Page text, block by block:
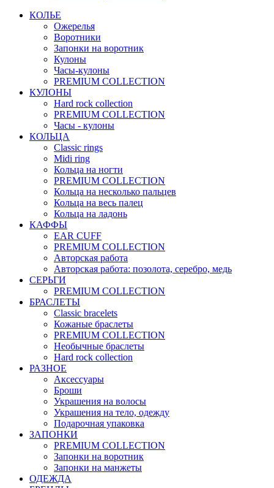
КОЛЬЕ
Ожерелья
Воротники
Запонки на воротник
Кулоны
Часы-кулоны
PREMIUM COLLECTION
КУЛОНЫ
Hard rock collection
PREMIUM COLLECTION
Часы - кулоны
КОЛЬЦА
Classic rings
Midi ring
Кольца на ногти
PREMIUM COLLECTION
Кольца на несколько пальцев
Кольца на весь палец
Кольца на ладонь
КАФФЫ
EAR CUFF
PREMIUM COLLECTION
Авторская работа
Авторская работа: позолота, серебро, медь
СЕРЬГИ
PREMIUM COLLECTION
БРАСЛЕТЫ
Classic bracelets
Кожаные браслеты
PREMIUM COLLECTION
Необычные браслеты
Hard rock collection
РАЗНОЕ
Аксессуары
Броши
Украшения на волосы
Украшения на тело, одежду
Подарочная упаковка
ЗАПОНКИ
PREMIUM COLLECTION
Запонки на воротник
Запонки на манжеты
ОДЕЖДА